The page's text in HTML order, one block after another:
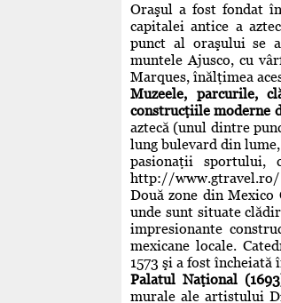
Oraşul a fost fondat
capitalei antice a
punct al oraşului se
muntele Ajusco, cu
Marques, înălţimea
Muzeele, parcurile,
construcţiile moderne
aztecă (unul dintre
lung bulevard din
pasionaţii sportului,
http://
Două zone din
unde sunt situate
impresionante
mexicane locale.
1573 şi a fost încheiată
Palatul Naţional
murale ale artistului